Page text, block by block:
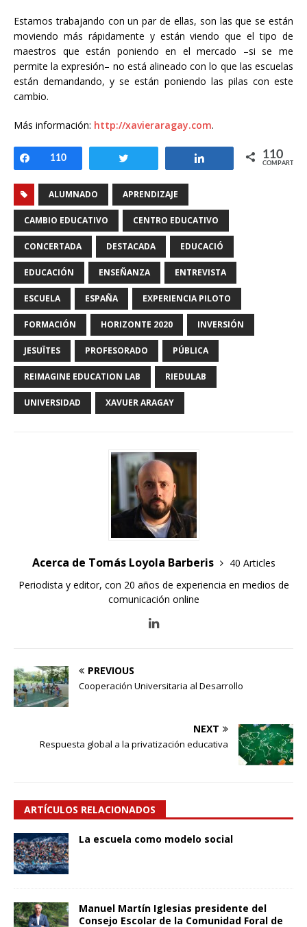
Estamos trabajando con un par de ellas, son las que se están
moviendo más rápidamente y están viendo que el tipo de
maestros que están poniendo en el mercado –si se me
permite la expresión– no está alineado con lo que las escuelas
están demandando, y se están poniendo las pilas con este
cambio.
Más información: http://xavieraragay.com.
Compartir
110 Compartir 110
COMPARTIR
ALUMNADO APRENDIZAJE
CAMBIO EDUCATIVO CENTRO EDUCATIVO
CONCERTADA DESTACADA EDUCACIÓ
EDUCACIÓN ENSEÑANZA ENTREVISTA
ESCUELA ESPAÑA EXPERIENCIA PILOTO
FORMACIÓN HORIZONTE 2020 INVERSIÓN
JESUÏTES PROFESORADO PÚBLICA
REIMAGINE EDUCATION LAB RIEDULAB
UNIVERSIDAD XAVUER ARAGAY
Acerca de Tomás Loyola Barberis
40 Articles
Periodista y editor, con 20 años de experiencia en medios de
comunicación online
PREVIOUS
Cooperación Universitaria al Desarrollo
NEXT
Respuesta global a la privatización educativa
ARTÍCULOS RELACIONADOS
La escuela como modelo social
Manuel Martín Iglesias presidente del
Consejo Escolar de la Comunidad Foral de